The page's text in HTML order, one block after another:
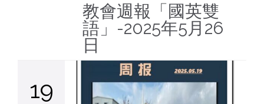
教會週報「國英雙
語」-2025年5月26
日
19